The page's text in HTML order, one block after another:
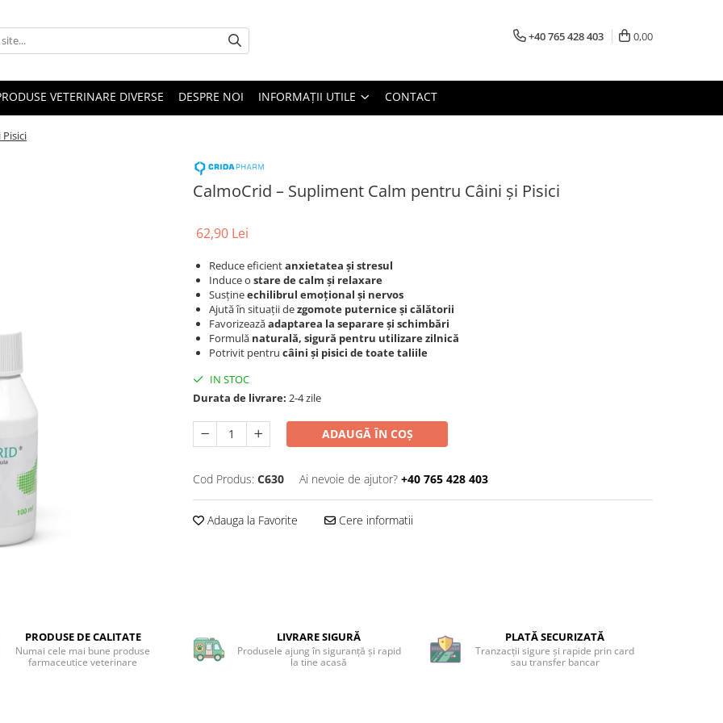
+40 765 428 403 0,00
VETERINARE DIVERSE DESPRE NOI INFORMAȚII UTILE CONTACT
CalmoCrid – Supliment Calm pentru Câini și Pisici
62,90 Lei
Reduce eficientanxietatea și stresul
Induce o stare de calm și relaxare
Susțineechilibrul emoțional și nervos
Ajută în situații dezgomote puternice și călătorii
Favorizeazăadaptarea la separare și schimbări
Formulă naturală, sigură pentru utilizare zilnică
Potrivit pentru câini și pisici de toate taliile
IN STOC
Durata de livrare: 2-4 zile
ADAUGĂ ÎN COȘ
Cod Produs: C630 Ai nevoie de ajutor? +40 765 428 403
Adauga la Favorite Cere informatii
PRODUSE DE CALITATE
Numai cele mai bune produse
farmaceutice veterinare
LIVRARE SIGURĂ
Produsele ajung în siguranță și rapid
la tine acasă
PLATĂ SECURIZATĂ
Tranzacții sigure și rapide prin card
sau transfer bancar